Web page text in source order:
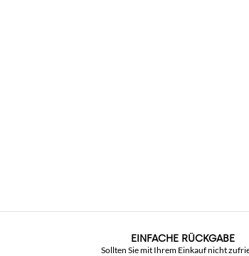
EINFACHE RÜCKGABE
Sollten Sie mit Ihrem Einkauf nicht